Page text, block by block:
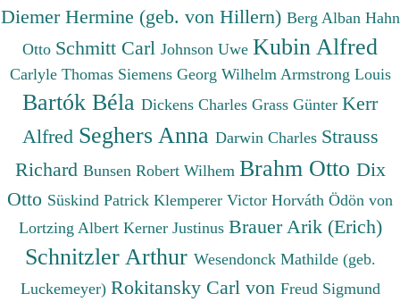
Diemer Hermine (geb. von Hillern) Berg Alban Hahn
Otto Schmitt Carl Johnson Uwe Kubin Alfred
Carlyle Thomas Siemens Georg Wilhelm Armstrong Louis
Bartók Béla Dickens Charles Grass Günter Kerr
Alfred Seghers Anna Darwin Charles Strauss
Richard Bunsen Robert Wilhem Brahm Otto Dix
Otto Süskind Patrick Klemperer Victor Horváth Ödön von
Lortzing Albert Kerner Justinus Brauer Arik (Erich)
Schnitzler Arthur Wesendonck Mathilde (geb.
Luckemeyer) Rokitansky Carl von Freud Sigmund